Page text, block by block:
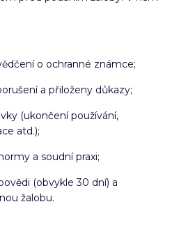
o ochranné známce;
a přiloženy důkazy;
(ukončení používání,
atd.);
a soudní praxi;
(obvykle 30 dní) a
žalobu.